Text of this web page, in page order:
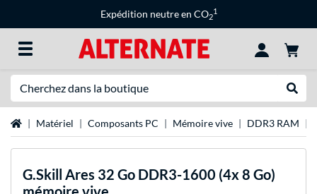
Expédition neutre en CO2
1
Page d'accueil
Matériel Composants PC Mémoire vive DDR3 RAM
G.Skill Ares 32 Go DDR3-1600 (4x 8 Go)